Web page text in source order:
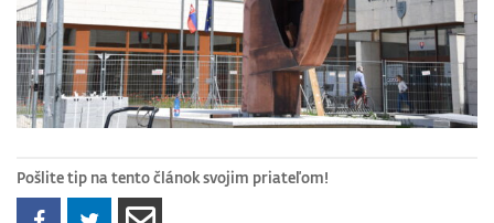
Pošlite tip na tento článok svojim priateľom!